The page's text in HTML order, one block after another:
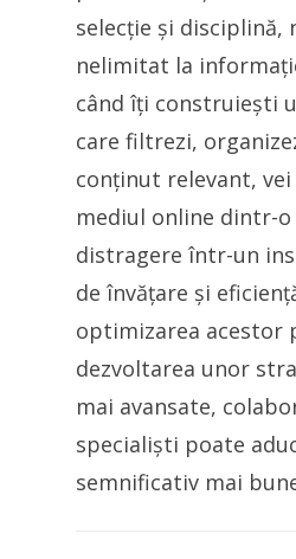
selecție și disciplină,
nelimitat la
când îți construiești
care filtrezi,
conținut relevant,
mediul online dintr-o
distragere într-un
de învățare și
optimizarea acestor
dezvoltarea unor
mai avansate,
specialiști poate
semnificativ mai